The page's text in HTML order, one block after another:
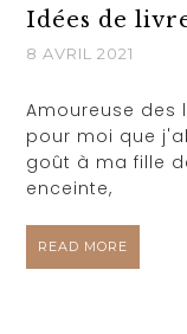
Idées de
8 AVRIL 2021
Amoureuse des
pour moi que
goût à ma fille
enceinte,
READ MORE